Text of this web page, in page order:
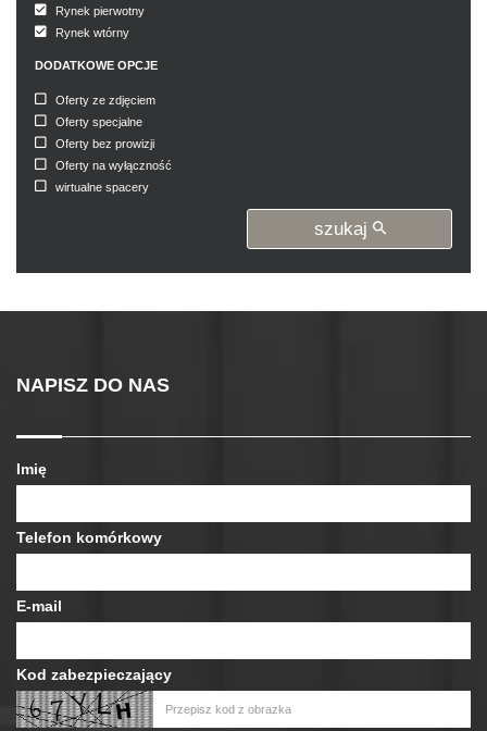
Rynek pierwotny
Rynek wtórny
DODATKOWE OPCJE
Oferty ze zdjęciem
Oferty specjalne
Oferty bez prowizji
Oferty na wyłączność
wirtualne spacery
szukaj
NAPISZ DO NAS
Imię
Telefon komórkowy
E-mail
Kod zabezpieczający